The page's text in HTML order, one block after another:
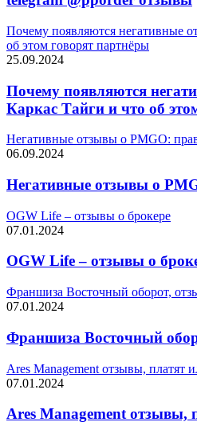
Почему появляются негативные
об этом говорят партнёры
25.09.2024
Почему появляются
Каркас Тайги и что об
Негативные отзывы о PMGO:
06.09.2024
Негативные отзывы о
OGW Life – отзывы о брокере
07.01.2024
OGW Life – отзывы о
Франшиза Восточный оборот,
07.01.2024
Франшиза Восточный
Ares Management отзывы, платят
07.01.2024
Ares Management отзывы,